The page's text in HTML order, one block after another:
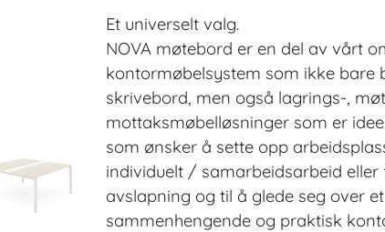
Et universelt valg.
NOVA møtebord er en del av vårt
kontormøbelsystem som ikke bare
skrivebord, men også lagrings-,
mottaksmøbelløsninger som er
som ønsker å sette opp
individuelt / samarbeidsarbeid eller
avslapning og til å glede seg over et
sammenhengende og praktisk